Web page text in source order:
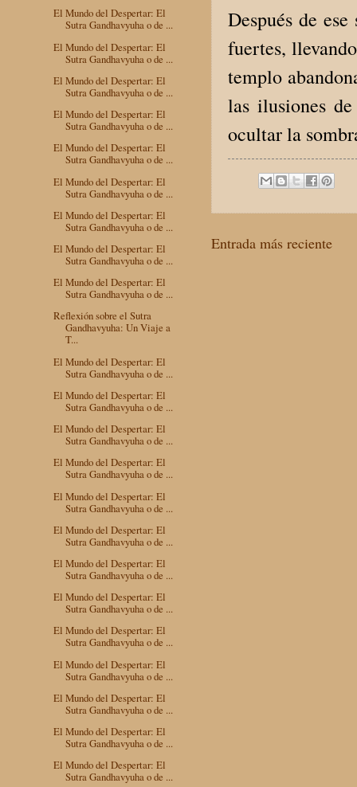
Después de
fuertes,
templo
las ilusiones
ocultar la
Entrada más reciente
El Mundo del Despertar: El
Sutra Gandhavyuha o de ...
El Mundo del Despertar: El
Sutra Gandhavyuha o de ...
El Mundo del Despertar: El
Sutra Gandhavyuha o de ...
El Mundo del Despertar: El
Sutra Gandhavyuha o de ...
El Mundo del Despertar: El
Sutra Gandhavyuha o de ...
El Mundo del Despertar: El
Sutra Gandhavyuha o de ...
El Mundo del Despertar: El
Sutra Gandhavyuha o de ...
El Mundo del Despertar: El
Sutra Gandhavyuha o de ...
El Mundo del Despertar: El
Sutra Gandhavyuha o de ...
Reflexión sobre el Sutra
Gandhavyuha: Un Viaje a
T...
El Mundo del Despertar: El
Sutra Gandhavyuha o de ...
El Mundo del Despertar: El
Sutra Gandhavyuha o de ...
El Mundo del Despertar: El
Sutra Gandhavyuha o de ...
El Mundo del Despertar: El
Sutra Gandhavyuha o de ...
El Mundo del Despertar: El
Sutra Gandhavyuha o de ...
El Mundo del Despertar: El
Sutra Gandhavyuha o de ...
El Mundo del Despertar: El
Sutra Gandhavyuha o de ...
El Mundo del Despertar: El
Sutra Gandhavyuha o de ...
El Mundo del Despertar: El
Sutra Gandhavyuha o de ...
El Mundo del Despertar: El
Sutra Gandhavyuha o de ...
El Mundo del Despertar: El
Sutra Gandhavyuha o de ...
El Mundo del Despertar: El
Sutra Gandhavyuha o de ...
El Mundo del Despertar: El
Sutra Gandhavyuha o de ...